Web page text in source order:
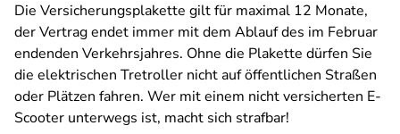
Die Versicherungsplakette gilt für maximal 12 Monate,
der Vertrag endet immer mit dem Ablauf des im Februar
endenden Verkehrsjahres. Ohne die Plakette dürfen Sie
die elektrischen Tretroller nicht auf öffentlichen Straßen
oder Plätzen fahren. Wer mit einem nicht versicherten E-
Scooter unterwegs ist, macht sich strafbar!